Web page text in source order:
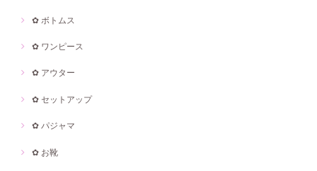
✿ ボトムス
✿ ワンピース
✿ アウター
✿ セットアップ
✿ パジャマ
✿ お靴